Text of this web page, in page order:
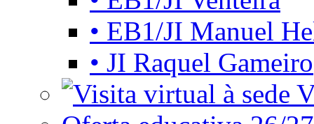
• EB1/JI Manuel
• JI Raquel Gameiro